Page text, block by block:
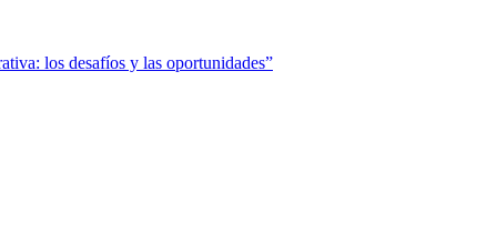
los desafíos y las oportunidades”